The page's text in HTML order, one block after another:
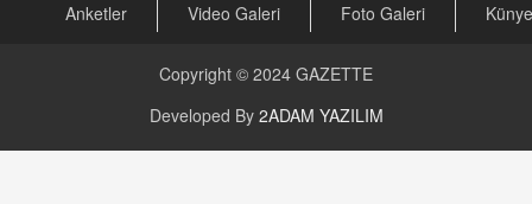
CAN UĞURATEŞ
16.12.2024 14:16
GÜNLÜK BURÇ YORUMU
Anketler Video Galeri Foto Galeri Künye
Copyright © 2024 GAZETTE
Developed By 2ADAM YAZILIM